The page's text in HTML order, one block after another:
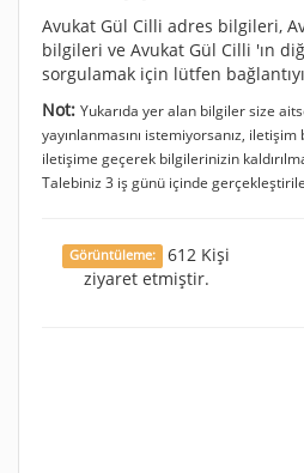
Avukat Gül Cilli adres bilgileri,
bilgileri ve Avukat Gül Cilli 'ın
sorgulamak için lütfen bağlantıyı
Not: Yukarıda yer alan bilgiler size
yayınlanmasını istemiyorsanız,
iletişime geçerek bilgilerinizin
Talebiniz 3 iş günü içinde
Görüntüleme:
612 Kişi
ziyaret etmiştir.